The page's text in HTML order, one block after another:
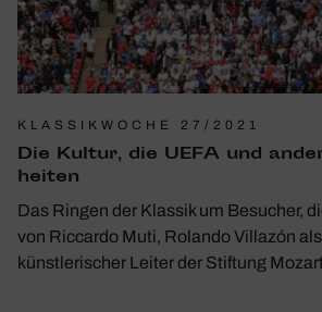
KLASSIKWOCHE 27/2021
Die Kultur, die UEFA und
heiten
Das Ringen der Klassik um Besucher,
von Riccardo Muti, Rolando Villazón
künstlerischer Leiter der Stiftung